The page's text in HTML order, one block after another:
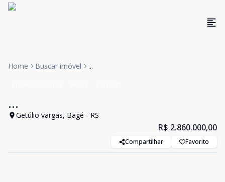
Home Buscar imóvel ...
...
Getúlio vargas, Bagé - RS
R$ 2.860.000,00
Compartilhar Favorito